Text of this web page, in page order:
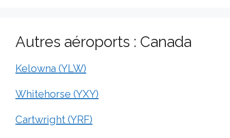
Autres aéroports : Canada
Kelowna (YLW)
Whitehorse (YXY)
Cartwright (YRF)